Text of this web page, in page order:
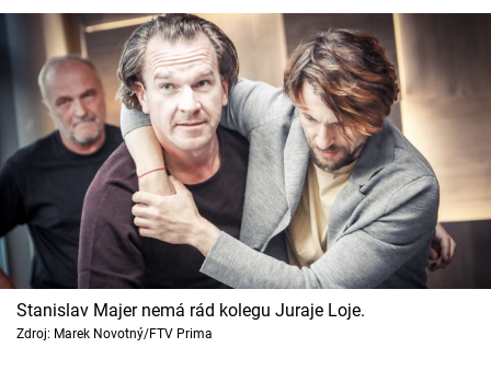
Stanislav Majer nemá rád kolegu Juraje Loje.
Zdroj: Marek Novotný/FTV Prima